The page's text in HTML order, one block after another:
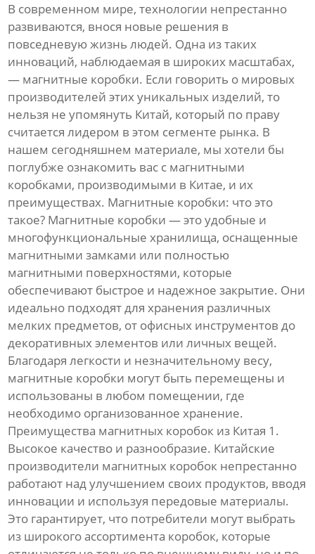
В современном мире, технологии непрестанно
развиваются, внося новые решения в
повседневую жизнь людей. Одна из таких
инноваций, наблюдаемая в широких масштабах,
— магнитные коробки. Если говорить о мировых
производителей этих уникальных изделий, то
нельзя не упомянуть Китай, который по праву
считается лидером в этом сегменте рынка. В
нашем сегодняшнем материале, мы хотели бы
поглубже ознакомить вас с магнитными
коробками, производимыми в Китае, и их
преимуществах. Магнитные коробки: что это
такое? Магнитные коробки — это удобные и
многофункциональные хранилища, оснащенные
магнитными замками или полностью
магнитными поверхностями, которые
обеспечивают быстрое и надежное закрытие. Они
идеально подходят для хранения различных
мелких предметов, от офисных инструментов до
декоративных элементов или личных вещей.
Благодаря легкости и незначительному весу,
магнитные коробки могут быть перемещены и
использованы в любом помещении, где
необходимо организованное хранение.
Преимущества магнитных коробок из Китая 1.
Высокое качество и разнообразие. Китайские
производители магнитных коробок непрестанно
работают над улучшением своих продуктов, вводя
инновации и используя передовые материалы.
Это гарантирует, что потребители могут выбрать
из широкого ассортимента коробок, которые